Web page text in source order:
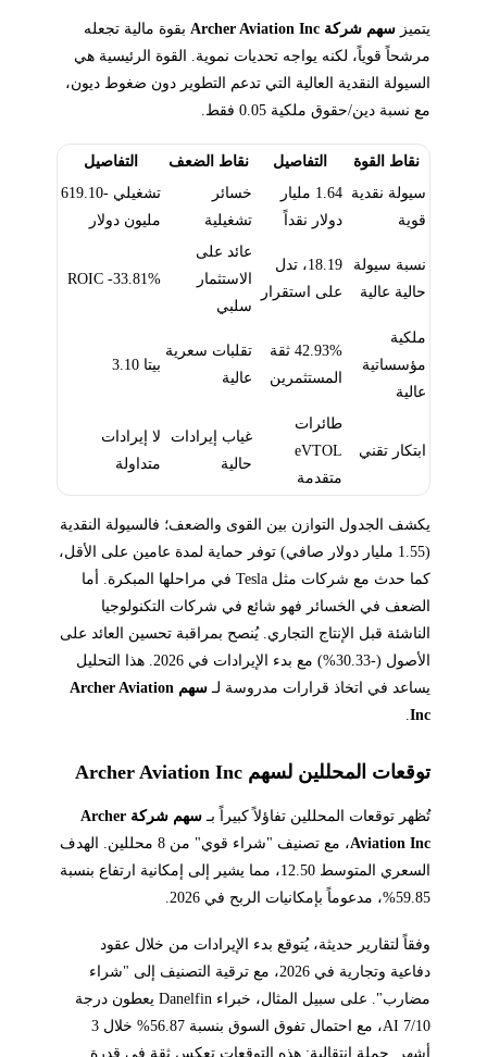
يتميز سهم شركة Archer Aviation Inc
بقوة مالية تجعله
مرشحاً قوياً، لكنه يواجه تحديات نموية. القوة الرئيسية هي
السيولة النقدية العالية التي تدعم التطوير دون ضغوط ديون،
مع نسبة دين/حقوق ملكية 0.05 فقط.
نقاط القوة التفاصيل نقاط الضعف
التفاصيل
سيولة نقدية
قوية
1.64 مليار
دولار نقداً
خسائر
تشغيلية
تشغيلي -619.10
مليون دولار
نسبة سيولة
حالية عالية
18.19، تدل
على استقرار
عائد على
الاستثمار
سلبي
ROIC -33.81%
ملكية
مؤسساتية
عالية
42.93% ثقة
المستثمرين
تقلبات سعرية
عالية
بيتا 3.10
ابتكار تقني
طائرات
eVTOL
متقدمة
غياب إيرادات
حالية
لا إيرادات
متداولة
يكشف الجدول التوازن بين القوى والضعف؛ فالسيولة النقدية
(1.55 مليار دولار صافي) توفر حماية لمدة عامين على الأقل،
كما حدث مع شركات مثل Tesla في مراحلها المبكرة. أما
الضعف في الخسائر فهو شائع في شركات التكنولوجيا
الناشئة قبل الإنتاج التجاري. يُنصح بمراقبة تحسين العائد على
الأصول (-30.33%) مع بدء الإيرادات في 2026. هذا التحليل
يساعد في اتخاذ قرارات مدروسة لـ
سهم Archer Aviation
Inc
.
توقعات المحللين لسهم Archer Aviation Inc
تُظهر توقعات المحللين تفاؤلاً كبيراً بـ
سهم شركة Archer
Aviation Inc
، مع تصنيف "شراء قوي" من 8 محللين. الهدف
السعري المتوسط 12.50، مما يشير إلى إمكانية ارتفاع بنسبة
59.85%، مدعوماً بإمكانيات الربح في 2026.
وفقاً لتقارير حديثة، يُتوقع بدء الإيرادات من خلال عقود
دفاعية وتجارية في 2026، مع ترقية التصنيف إلى "شراء
مضارب". على سبيل المثال، خبراء Danelfin يعطون درجة
AI 7/10، مع احتمال تفوق السوق بنسبة 56.87% خلال 3
أشهر. جملة انتقالية: هذه التوقعات تعكس ثقة في قدرة